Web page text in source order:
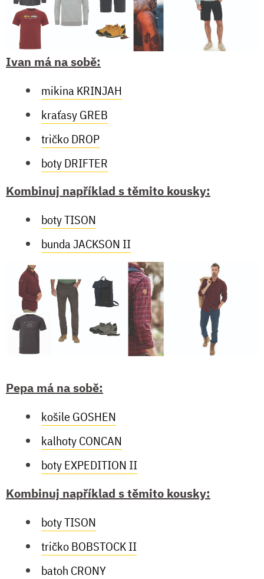
Ivan má na sobě:
mikina KRINJAH
kraťasy GREB
tričko DROP
boty DRIFTER
Kombinuj například s těmito kousky:
boty TISON
bunda JACKSON II
Pepa má na sobě:
košile GOSHEN
kalhoty CONCAN
boty EXPEDITION II
Kombinuj například s těmito kousky:
boty TISON
tričko BOBSTOCK II
batoh CRONY